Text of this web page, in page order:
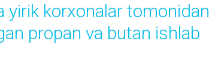
korxonalar tomonidan
propan va butan ishlab